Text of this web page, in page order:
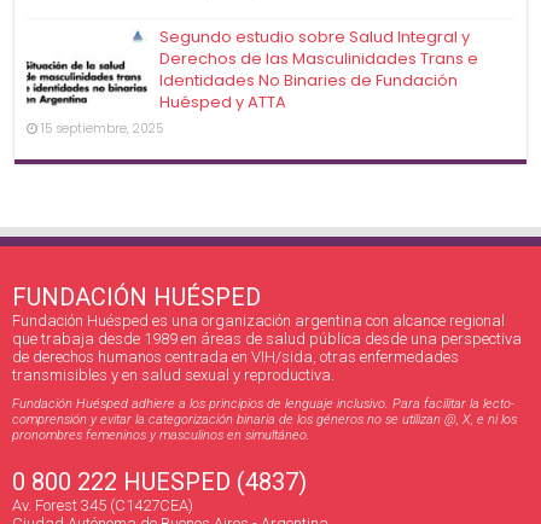
Segundo estudio sobre Salud Integral y
Derechos de las Masculinidades Trans e
Identidades No Binaries de Fundación
Huésped y ATTA
15 septiembre, 2025
FUNDACIÓN HUÉSPED
Fundación Huésped es una organización argentina con alcance regional
que trabaja desde 1989 en áreas de salud pública desde una perspectiva
de derechos humanos centrada en VIH/sida, otras enfermedades
transmisibles y en salud sexual y reproductiva.
Fundación Huésped adhiere a los principios de lenguaje inclusivo. Para facilitar la lecto-
comprensión y evitar la categorización binaria de los géneros no se utilizan @, X, e ni los
pronombres femeninos y masculinos en simultáneo.
0 800 222 HUESPED (4837)
Av. Forest 345 (C1427CEA)